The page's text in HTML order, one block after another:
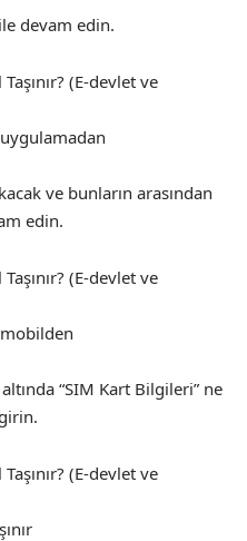
devam edin.
ve bunların arasından
edin.
“SIM Kart Bilgileri” ne